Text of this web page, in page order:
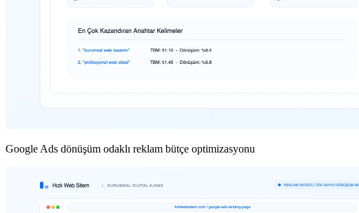
Google Ads dönüşüm odaklı reklam bütçe optimizasyonu